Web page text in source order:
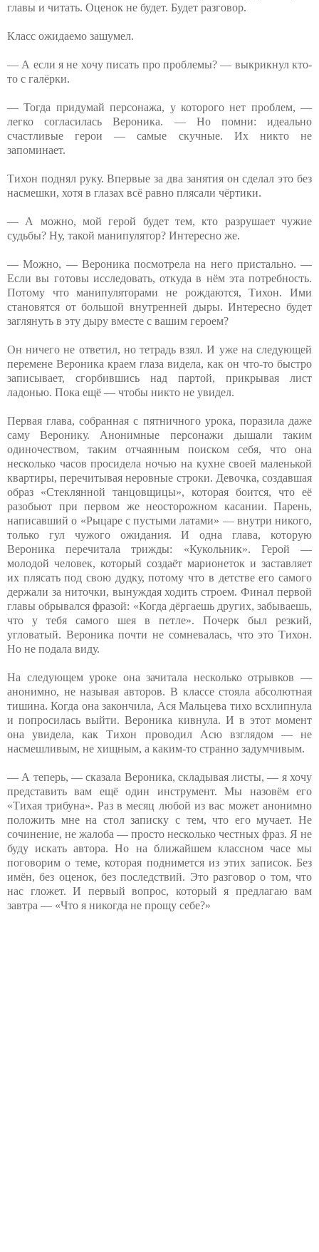
главы и читать. Оценок не будет. Будет разговор.
Класс ожидаемо зашумел.
— А если я не хочу писать про проблемы? — выкрикнул кто-
то с галёрки.
— Тогда придумай персонажа, у которого нет проблем, —
легко согласилась Вероника. — Но помни: идеально
счастливые герои — самые скучные. Их никто не
запоминает.
Тихон поднял руку. Впервые за два занятия он сделал это без
насмешки, хотя в глазах всё равно плясали чёртики.
— А можно, мой герой будет тем, кто разрушает чужие
судьбы? Ну, такой манипулятор? Интересно же.
— Можно, — Вероника посмотрела на него пристально. —
Если вы готовы исследовать, откуда в нём эта потребность.
Потому что манипуляторами не рождаются, Тихон. Ими
становятся от большой внутренней дыры. Интересно будет
заглянуть в эту дыру вместе с вашим героем?
Он ничего не ответил, но тетрадь взял. И уже на следующей
перемене Вероника краем глаза видела, как он что-то быстро
записывает, сгорбившись над партой, прикрывая лист
ладонью. Пока ещё — чтобы никто не увидел.
Первая глава, собранная с пятничного урока, поразила даже
саму Веронику. Анонимные персонажи дышали таким
одиночеством, таким отчаянным поиском себя, что она
несколько часов просидела ночью на кухне своей маленькой
квартиры, перечитывая неровные строки. Девочка, создавшая
образ «Стеклянной танцовщицы», которая боится, что её
разобьют при первом же неосторожном касании. Парень,
написавший о «Рыцаре с пустыми латами» — внутри никого,
только гул чужого ожидания. И одна глава, которую
Вероника перечитала трижды: «Кукольник». Герой —
молодой человек, который создаёт марионеток и заставляет
их плясать под свою дудку, потому что в детстве его самого
держали за ниточки, вынуждая ходить строем. Финал первой
главы обрывался фразой: «Когда дёргаешь других, забываешь,
что у тебя самого шея в петле». Почерк был резкий,
угловатый. Вероника почти не сомневалась, что это Тихон.
Но не подала виду.
На следующем уроке она зачитала несколько отрывков —
анонимно, не называя авторов. В классе стояла абсолютная
тишина. Когда она закончила, Ася Мальцева тихо всхлипнула
и попросилась выйти. Вероника кивнула. И в этот момент
она увидела, как Тихон проводил Асю взглядом — не
насмешливым, не хищным, а каким-то странно задумчивым.
— А теперь, — сказала Вероника, складывая листы, — я хочу
представить вам ещё один инструмент. Мы назовём его
«Тихая трибуна». Раз в месяц любой из вас может анонимно
положить мне на стол записку с тем, что его мучает. Не
сочинение, не жалоба — просто несколько честных фраз. Я не
буду искать автора. Но на ближайшем классном часе мы
поговорим о теме, которая поднимется из этих записок. Без
имён, без оценок, без последствий. Это разговор о том, что
нас гложет. И первый вопрос, который я предлагаю вам
завтра — «Что я никогда не прощу себе?»